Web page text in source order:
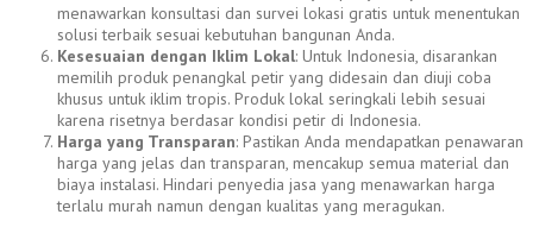
menawarkan konsultasi dan survei lokasi gratis untuk menentukan
solusi terbaik sesuai kebutuhan bangunan Anda.
Kesesuaian dengan Iklim Lokal: Untuk Indonesia, disarankan
memilih produk penangkal petir yang didesain dan diuji coba
khusus untuk iklim tropis. Produk lokal seringkali lebih sesuai
karena risetnya berdasar kondisi petir di Indonesia.
Harga yang Transparan: Pastikan Anda mendapatkan penawaran
harga yang jelas dan transparan, mencakup semua material dan
biaya instalasi. Hindari penyedia jasa yang menawarkan harga
terlalu murah namun dengan kualitas yang meragukan.